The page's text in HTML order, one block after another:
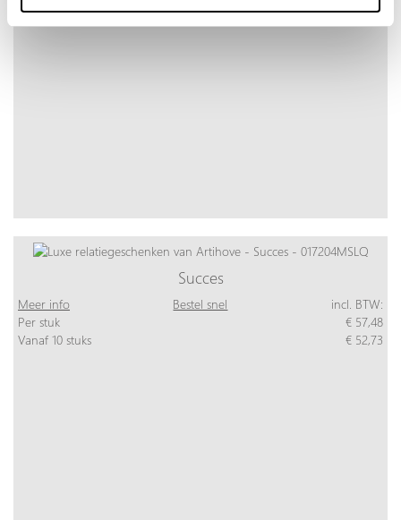
Succes
Meer info Bestel snel
incl. BTW:
Per stuk
€ 57,48
Vanaf 10 stuks
€ 52,73